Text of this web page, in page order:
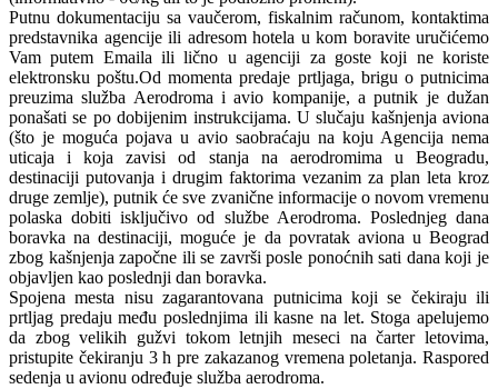
Putnu dokumentaciju sa vaučerom, fiskalnim računom, kontaktima
predstavnika agencije ili adresom hotela u kom boravite uručićemo
Vam putem Emaila ili lično u agenciji za goste koji ne koriste
elektronsku poštu.Od momenta predaje prtljaga, brigu o putnicima
preuzima služba Aerodroma i avio kompanije, a putnik je dužan
ponašati se po dobijenim instrukcijama. U slučaju kašnjenja aviona
(što je moguća pojava u avio saobraćaju na koju Agencija nema
uticaja i koja zavisi od stanja na aerodromima u Beogradu,
destinaciji putovanja i drugim faktorima vezanim za plan leta kroz
druge zemlje), putnik će sve zvanične informacije o novom vremenu
polaska dobiti isključivo od službe Aerodroma. Poslednjeg dana
boravka na destinaciji, moguće je da povratak aviona u Beograd
zbog kašnjenja započne ili se završi posle ponoćnih sati dana koji je
objavljen kao poslednji dan boravka.
Spojena mesta nisu zagarantovana putnicima koji se čekiraju ili
prtljag predaju među poslednjima ili kasne na let. Stoga apelujemo
da zbog velikih gužvi tokom letnjih meseci na čarter letovima,
pristupite čekiranju 3 h pre zakazanog vremena poletanja. Raspored
sedenja u avionu određuje služba aerodroma.